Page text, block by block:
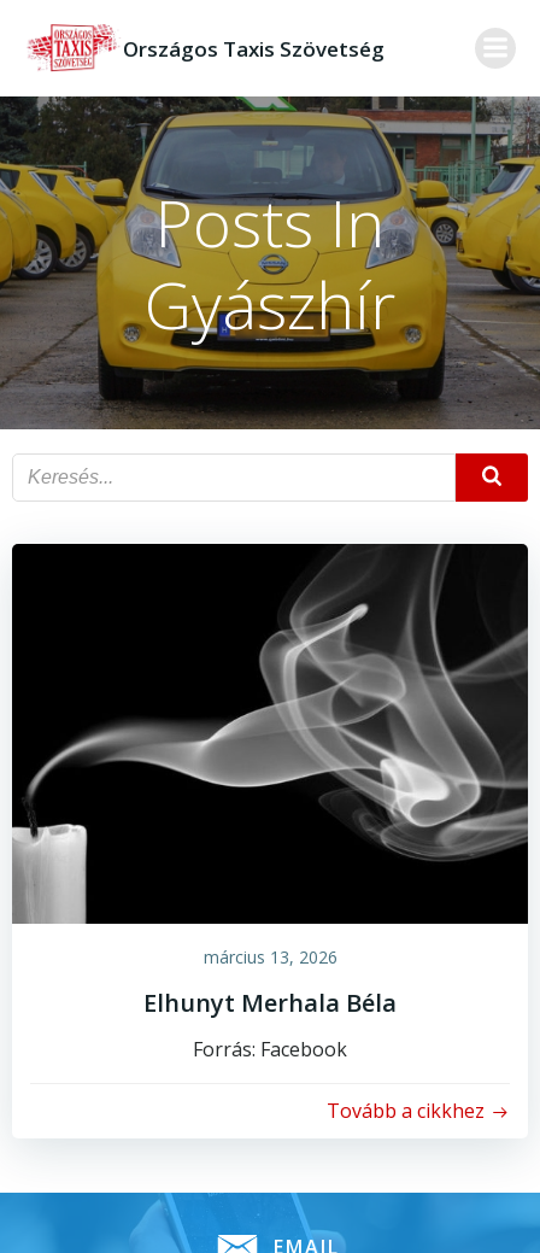
to
Országos Taxis Szövetség
Posts In
Gyászhír
március 13, 2026
Elhunyt Merhala Béla
Forrás: Facebook
Tovább a cikkhez
EMAIL